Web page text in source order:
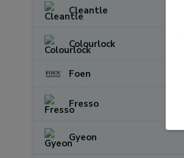
Cleantle
Colourlock
Foen
Fresso
Gyeon